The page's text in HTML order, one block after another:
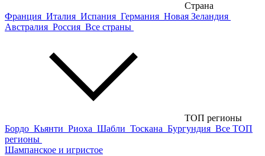
Страна
Франция Италия Испания Германия Новая Зеландия
Австралия Россия Все страны
ТОП регионы
Бордо Кьянти Риоха Шабли Тоскана Бургундия Все ТОП
регионы
Шампанское и игристое